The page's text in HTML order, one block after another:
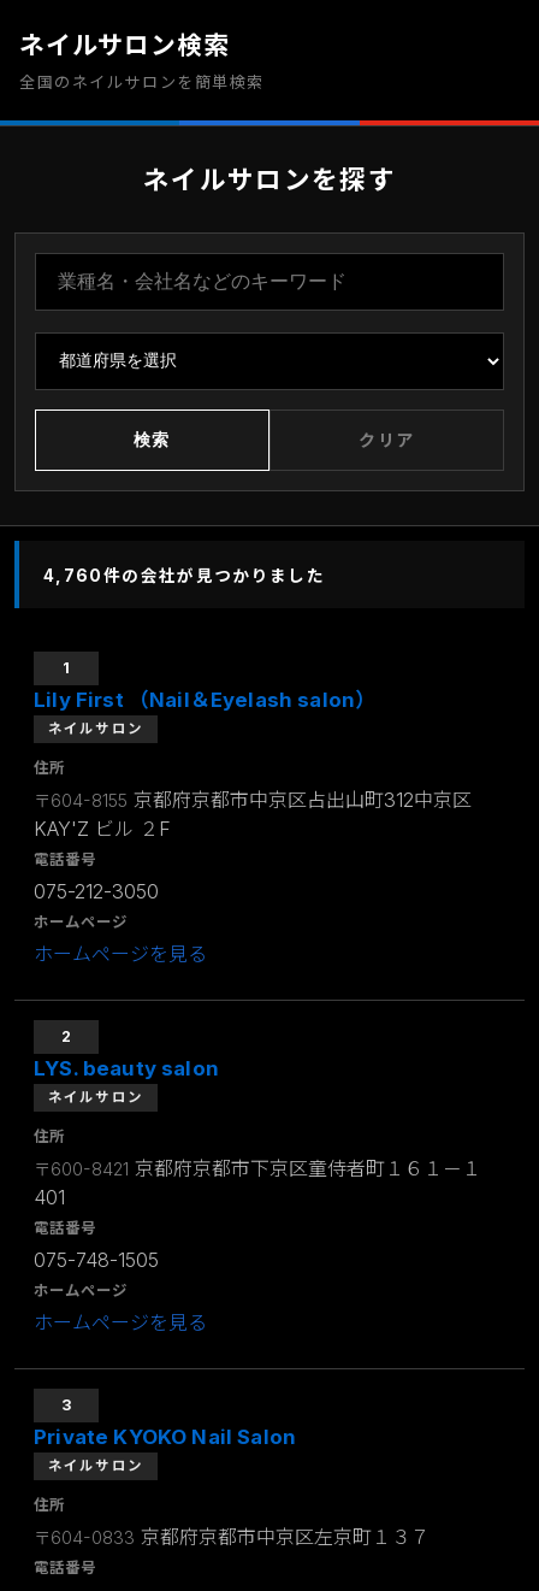
ネイルサロン検索
全国のネイルサロンを簡単検索
ネイルサロンを探す
検索 クリア
4,760件の会社が見つかりました
1
Lily First （Nail＆Eyelash salon）
ネイルサロン
住所
〒604-8155 京都府京都市中京区占出山町312中京区
KAY'Z ビル ２F
電話番号
075-212-3050
ホームページ
ホームページを見る
2
LYS. beauty salon
ネイルサロン
住所
〒600-8421 京都府京都市下京区童侍者町１６１－１
401
電話番号
075-748-1505
ホームページ
ホームページを見る
3
Private KYOKO Nail Salon
ネイルサロン
住所
〒604-0833 京都府京都市中京区左京町１３７
電話番号